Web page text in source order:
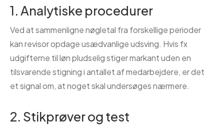
1. Analytiske procedurer
Ved at sammenligne nøgletal fra forskellige perioder
kan revisor opdage usædvanlige udsving. Hvis fx
udgifterne til løn pludselig stiger markant uden en
tilsvarende stigning i antallet af medarbejdere, er det
et signal om, at noget skal undersøges nærmere.
2. Stikprøver og test